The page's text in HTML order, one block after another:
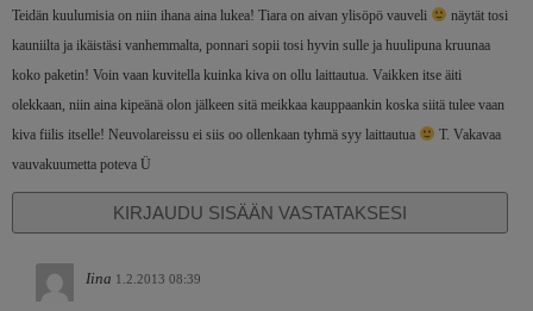
Teidän kuulumisia on niin ihana aina lukea! Tiara on aivan ylisöpö vauveli
näytät tosi
kauniilta ja ikäistäsi vanhemmalta, ponnari sopii tosi hyvin sulle ja huulipuna kruunaa
koko paketin! Voin vaan kuvitella kuinka kiva on ollu laittautua. Vaikken itse äiti
olekkaan, niin aina kipeänä olon jälkeen sitä meikkaa kauppaankin koska siitä tulee vaan
kiva fiilis itselle! Neuvolareissu ei siis oo ollenkaan tyhmä syy laittautua
T. Vakavaa
vauvakuumetta poteva Ü
KIRJAUDU SISÄÄN VASTATAKSESI
Iina 1.2.2013 08:39